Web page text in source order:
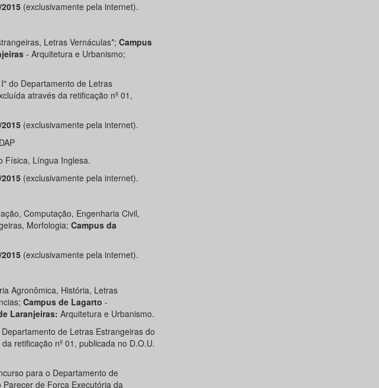
(exclusivamente pela internet).
Letras Vernáculas*; Campus
- Arquitetura e Urbanismo;
do Departamento de Letras
através da retificação nº 01,
(exclusivamente pela internet).
Física, Língua Inglesa.
(exclusivamente pela internet).
Computação, Engenharia Civil,
Morfologia; Campus da
(exclusivamente pela internet).
Agronômica, História, Letras
Campus de Lagarto -
Laranjeiras: Arquitetura e Urbanismo.
de Letras Estrangeiras do
retificação nº 01, publicada no D.O.U.
para o Departamento de
de Força Executória da